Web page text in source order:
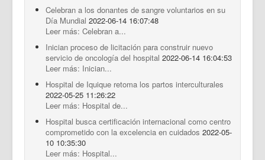
Celebran a los donantes de sangre voluntarios en su
Día Mundial 2022-06-14 16:07:48
Leer más: Celebran a...
Inician proceso de licitación para construir nuevo
servicio de oncología del hospital 2022-06-14 16:04:53
Leer más: Inician...
Hospital de Iquique retoma los partos interculturales
2022-05-25 11:26:22
Leer más: Hospital de...
Hospital busca certificación internacional como centro
comprometido con la excelencia en cuidados 2022-05-
10 10:35:30
Leer más: Hospital...